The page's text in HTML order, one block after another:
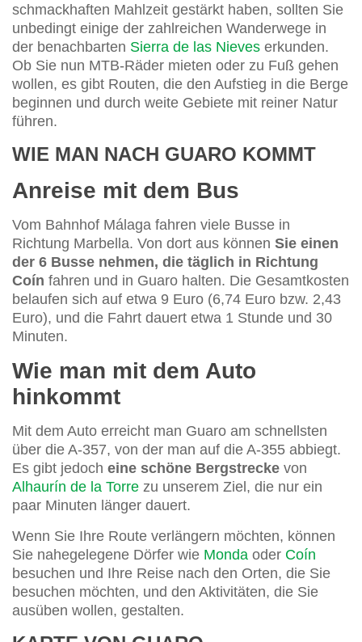
schmackhaften Mahlzeit gestärkt haben, sollten Sie
unbedingt einige der zahlreichen Wanderwege in
der benachbarten Sierra de las Nieves erkunden.
Ob Sie nun MTB-Räder mieten oder zu Fuß gehen
wollen, es gibt Routen, die den Aufstieg in die Berge
beginnen und durch weite Gebiete mit reiner Natur
führen.
WIE MAN NACH GUARO KOMMT
Anreise mit dem Bus
Vom Bahnhof Málaga fahren viele Busse in
Richtung Marbella. Von dort aus können Sie einen
der 6 Busse nehmen, die täglich in Richtung
Coín fahren und in Guaro halten. Die Gesamtkosten
belaufen sich auf etwa 9 Euro (6,74 Euro bzw. 2,43
Euro), und die Fahrt dauert etwa 1 Stunde und 30
Minuten.
Wie man mit dem Auto
hinkommt
Mit dem Auto erreicht man Guaro am schnellsten
über die A-357, von der man auf die A-355 abbiegt.
Es gibt jedoch eine schöne Bergstrecke von
Alhaurín de la Torre zu unserem Ziel, die nur ein
paar Minuten länger dauert.
Wenn Sie Ihre Route verlängern möchten, können
Sie nahegelegene Dörfer wie Monda oder Coín
besuchen und Ihre Reise nach den Orten, die Sie
besuchen möchten, und den Aktivitäten, die Sie
ausüben wollen, gestalten.